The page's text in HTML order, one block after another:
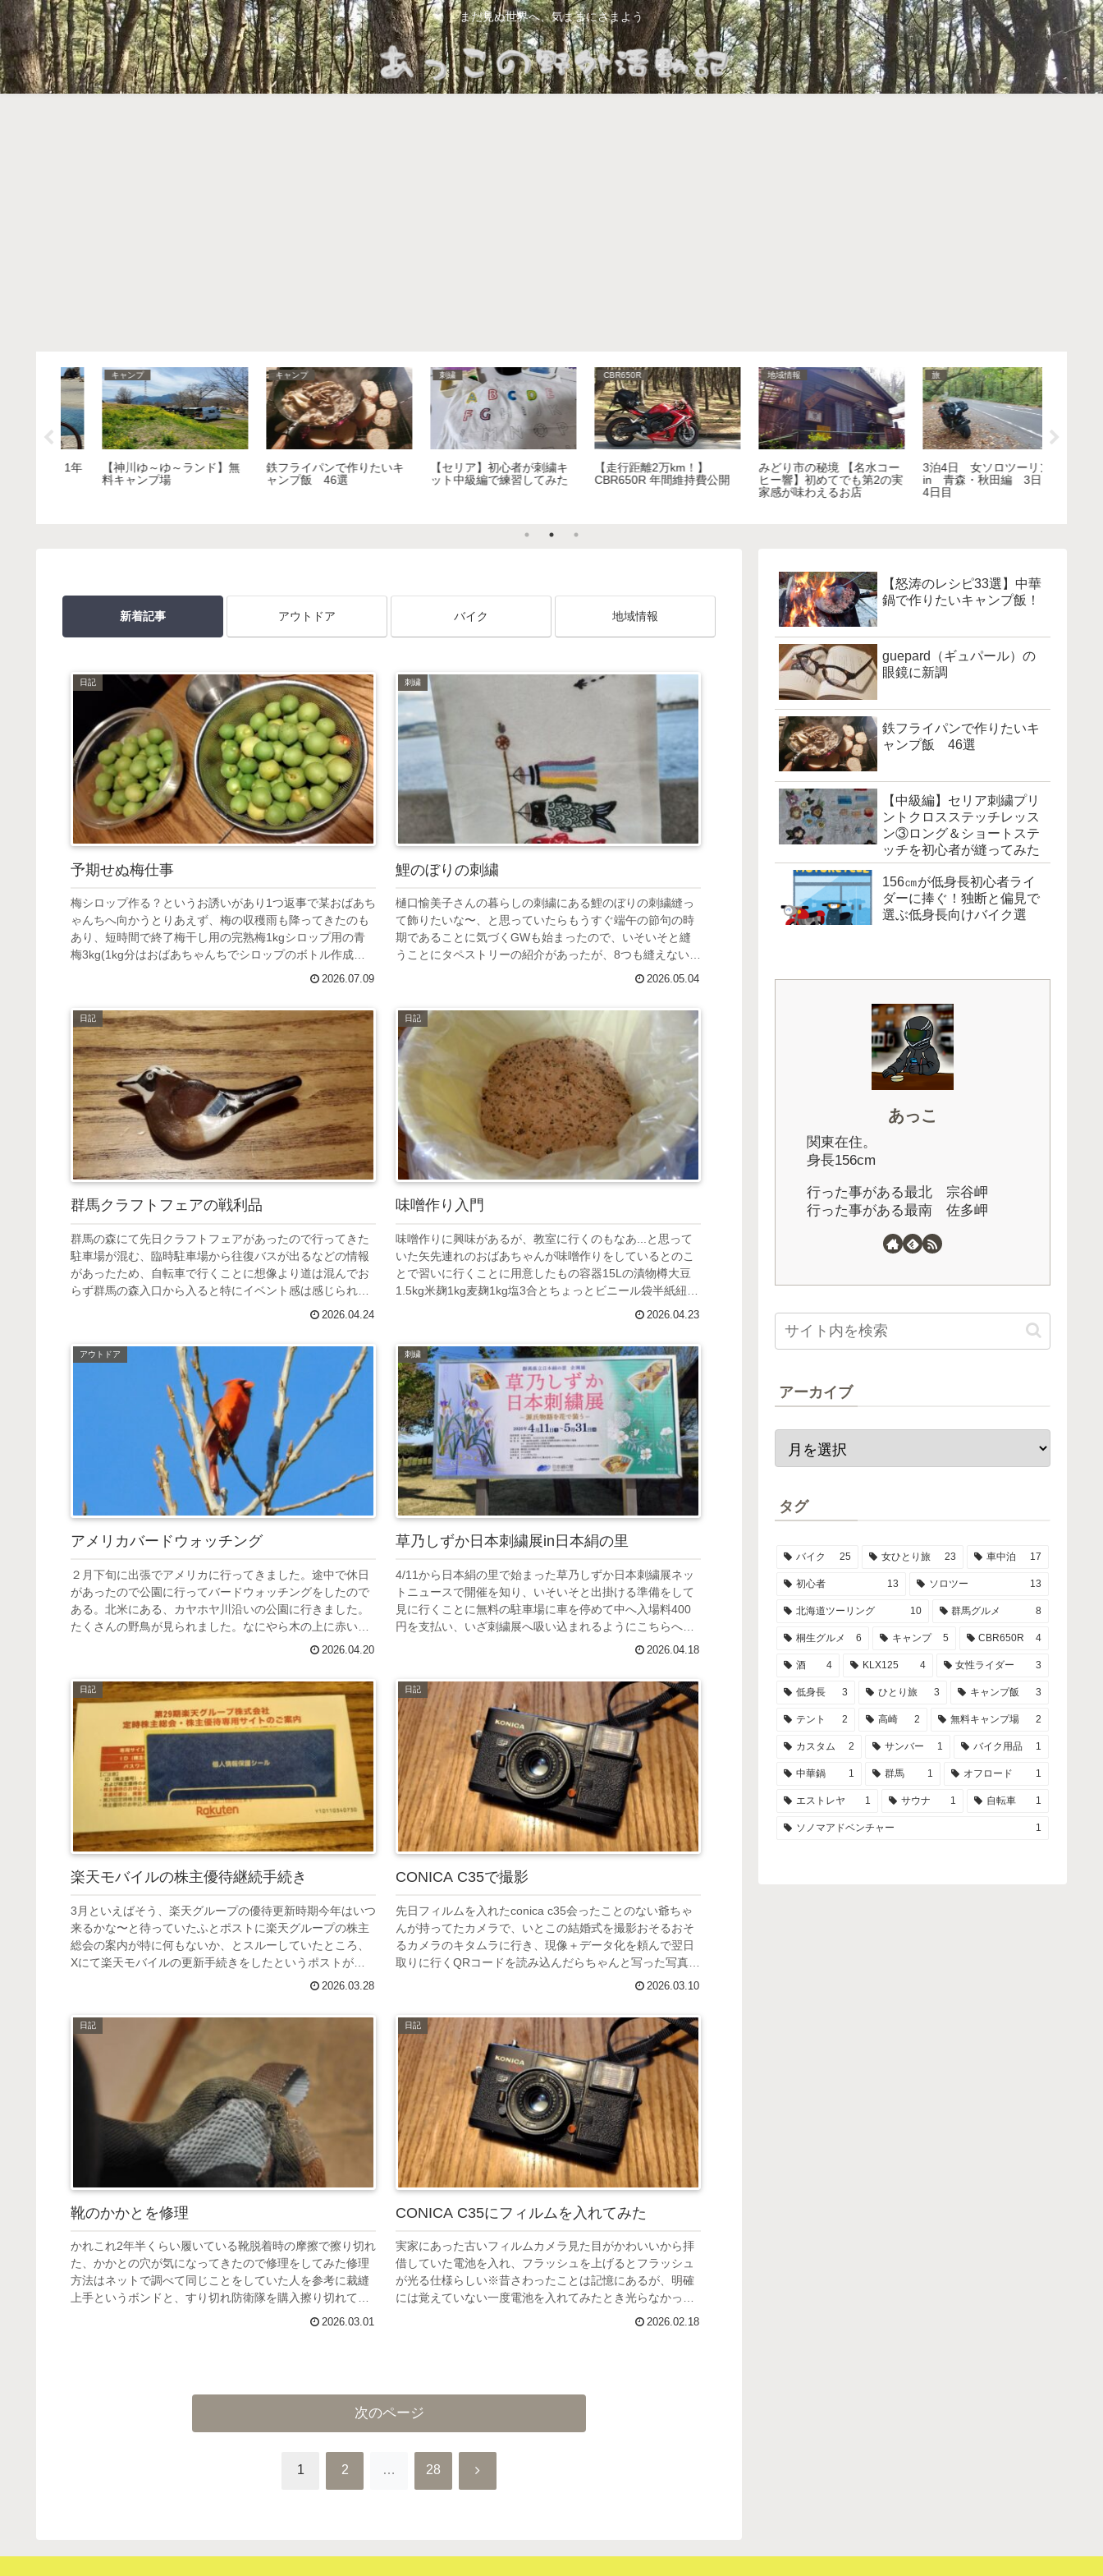
まだ見ぬ世界へ、気ままにさまよう
刺繍
【セリア】初心者が刺繍キ
ット中級編で練習してみた
CBR650R
【走行距離2万km！】
CBR650R 年間維持費公開
地域情報
みどり市の秘境 【名水コー
ヒー響】初めてでも第2の実
3泊4日 女ソロツーリング
in 青森・秋田編 3日目、
キャンプ
【無料キャンプ場】川場谷
野営場は群馬にある予約不
要のキャンプ場
キャンプ
【怒涛のレシピ33選】中華
鍋で作りたいキャンプ飯！
新着記事 アウトドア バイク 地域情報
日記
予期せぬ梅仕事
梅シロップ作る？というお誘いがあり1つ返事で某おばあち
ゃんちへ向かうとりあえず、梅の収穫雨も降ってきたのも
あり、短時間で終了梅干し用の完熟梅1kgシロップ用の青
梅3kg(1kg分はおばあちゃんちでシロップのボトル作成済
2026.07.09
刺繍
鯉のぼりの刺繍
樋口愉美子さんの暮らしの刺繍にある鯉のぼりの刺繍縫っ
て飾りたいな〜、と思っていたらもうすぐ端午の節句の時
期であることに気づくGWも始まったので、いそいそと縫
うことにタペストリーの紹介があったが、8つも縫えない
2026.05.04
日記
群馬クラフトフェアの戦利品
群馬の森にて先日クラフトフェアがあったので行ってきた
駐車場が混む、臨時駐車場から往復バスが出るなどの情報
があったため、自転車で行くことに想像より道は混んでお
らず群馬の森入口から入ると特にイベント感は感じられな
2026.04.24
日記
味噌作り入門
味噌作りに興味があるが、教室に行くのもなあ...と思って
いた矢先連れのおばあちゃんが味噌作りをしているとのこ
とで習いに行くことに用意したもの容器15Lの漬物樽大豆
1.5kg米麹1kg麦麹1kg塩3合とちょっとビニール袋半紙紐新
2026.04.23
アウトドア
アメリカバードウォッチング
２月下旬に出張でアメリカに行ってきました。途中で休日
があったので公園に行ってバードウォッチングをしたので
ある。北米にある、カヤホヤ川沿いの公園に行きました。
たくさんの野鳥が見られました。なにやら木の上に赤い物
2026.04.20
刺繍
草乃しずか日本刺繍展in日本絹の里
4/11から日本絹の里で始まった草乃しずか日本刺繍展ネッ
トニュースで開催を知り、いそいそと出掛ける準備をして
見に行くことに無料の駐車場に車を停めて中へ入場料400
円を支払い、いざ刺繍展へ吸い込まれるようにこちらへな
2026.04.18
日記
楽天モバイルの株主優待継続手続き
3月といえばそう、楽天グループの優待更新時期今年はいつ
来るかな〜と待っていたふとポストに楽天グループの株主
総会の案内が特に何もないか、とスルーしていたところ、
Xにて楽天モバイルの更新手続きをしたというポストが株
2026.03.28
日記
CONICA C35で撮影
先日フィルムを入れたconica c35会ったことのない爺ちゃ
んが持ってたカメラで、いとこの結婚式を撮影おそるおそ
るカメラのキタムラに行き、現像＋データ化を頼んで翌日
取りに行くQRコードを読み込んだらちゃんと写った写真
2026.03.10
日記
靴のかかとを修理
かれこれ2年半くらい履いている靴脱着時の摩擦で擦り切れ
た、かかとの穴が気になってきたので修理をしてみた修理
方法はネットで調べて同じことをしていた人を参考に裁縫
上手というボンドと、すり切れ防衛隊を購入擦り切れてい
2026.03.01
日記
CONICA C35にフィルムを入れてみた
実家にあった古いフィルムカメラ見た目がかわいいから拝
借していた電池を入れ、フラッシュを上げるとフラッシュ
が光る仕様らしい※昔さわったことは記憶にあるが、明確
には覚えていない一度電池を入れてみたとき光らなかった
2026.02.18
次のページ
1 2 … 28 次
【怒涛のレシピ33選】中華
鍋で作りたいキャンプ飯！
guepard（ギュパール）の
眼鏡に新調
鉄フライパンで作りたいキ
ャンプ飯 46選
【中級編】セリア刺繍プリ
ントクロスステッチレッス
ン③ロング＆ショートステ
ッチを初心者が縫ってみた
156㎝が低身長初心者ライ
ダーに捧ぐ！独断と偏見で
選ぶ低身長向けバイク選
あっこ
関東在住。
身長156cm
行った事がある最北 宗谷岬
行った事がある最南 佐多岬
アーカイブ
タグ
バイク 25 女ひとり旅 23 車中泊 17
初心者 13 ソロツー 13
北海道ツーリング 10 群馬グルメ 8
桐生グルメ 6 キャンプ 5 CBR650R 4
酒 4 KLX125 4 女性ライダー 3
低身長 3 ひとり旅 3 キャンプ飯 3
テント 2 高崎 2 無料キャンプ場 2
カスタム 2 サンバー 1 バイク用品 1
中華鍋 1 群馬 1 オフロード 1
エストレヤ 1 サウナ 1 自転車 1
ソノマアドベンチャー 1